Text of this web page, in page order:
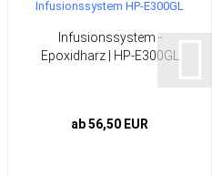
Infusionssystem -
Epoxidharz | HP-E300GL
ab 56,50 EUR